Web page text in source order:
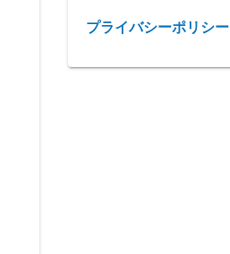
プライバシーポリシー